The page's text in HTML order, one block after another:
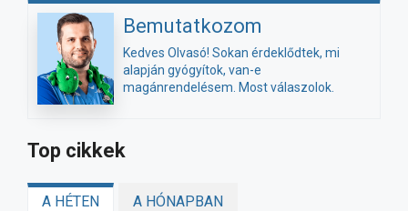
Bemutatkozom
Kedves Olvasó! Sokan érdeklődtek, mi
alapján gyógyítok, van-e
magánrendelésem. Most válaszolok.
Top cikkek
A HÉTEN A HÓNAPBAN